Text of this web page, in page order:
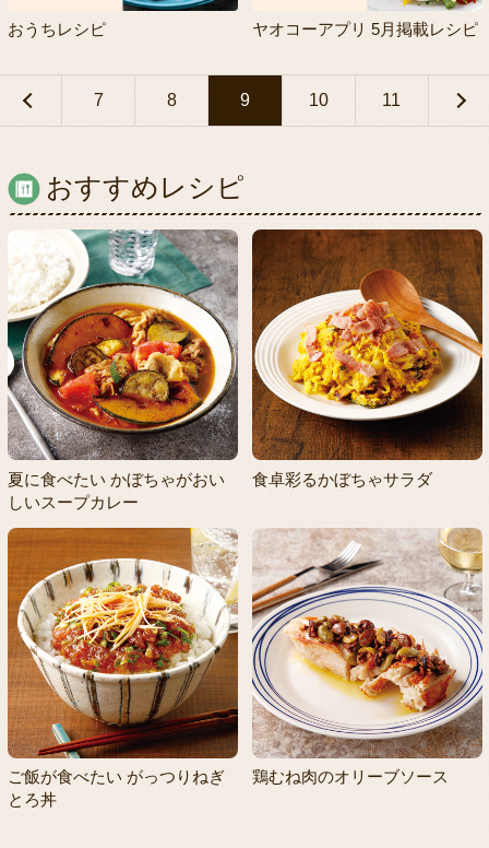
おうちレシピ ヤオコーアプリ 5月掲載レシピ
7 8 9 10 11
おすすめレシピ
夏に食べたい かぼちゃがおい
しいスープカレー
食卓彩るかぼちゃサラダ
ご飯が食べたい がっつりねぎ
とろ丼
鶏むね肉のオリーブソース